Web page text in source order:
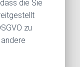
die Sie
zu